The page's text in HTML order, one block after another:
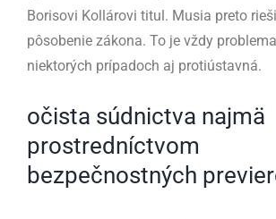
Borisovi Kollárovi titul. Musia preto
pôsobenie zákona. To je vždy
niektorých prípadoch aj protiústavná.
očista súdnictva najmä
prostredníctvom
bezpečnostných